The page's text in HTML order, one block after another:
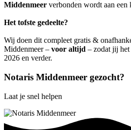
Middenmeer verbonden wordt aan een
Het tofste gedeelte?
Wij doen dit compleet gratis &
Middenmeer – voor altijd – zodat jij
2026 en verder.
Notaris Middenmeer gezocht?
Laat je snel helpen